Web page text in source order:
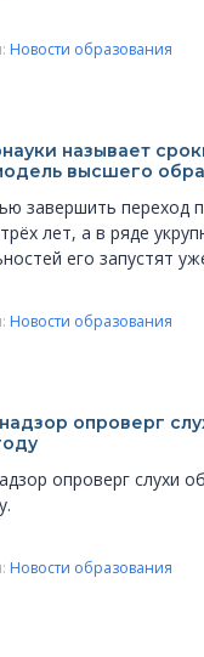
Новости образования
называет
высшего
завершить переход
лет, а в ряде
его запустят
Новости образования
опроверг
опроверг слухи
Новости образования